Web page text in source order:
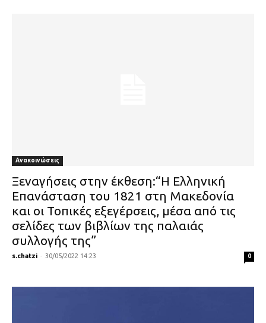
Ανακοινώσεις
Ξεναγήσεις στην έκθεση:“Η Ελληνική
Επανάσταση του 1821 στη Μακεδονία
και οι Τοπικές εξεγέρσεις, μέσα από τις
σελίδες των βιβλίων της παλαιάς
συλλογής της”
s.chatzi - 30/05/2022 14:23 0